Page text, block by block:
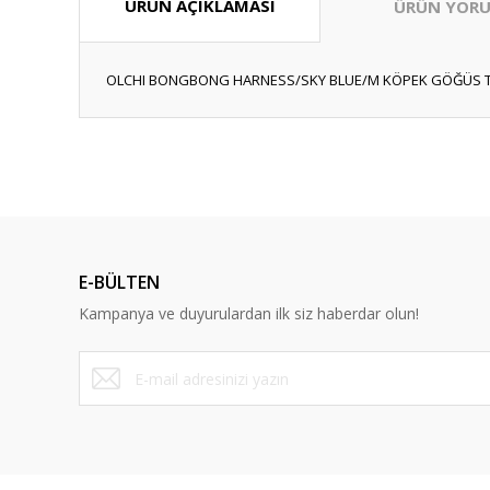
ÜRÜN AÇIKLAMASI ÜRÜN
OLCHI BONGBONG HARNESS/SKY BLUE/M KÖPEK GÖĞÜS
Y... A... | 10/09/2023
Deneyimini Paylaş
E-BÜLTEN
Kampanya ve duyurulardan ilk siz haberdar olun!